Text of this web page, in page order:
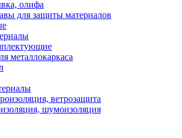
олифа
для защиты материалов
металлокаркаса
ветрозащита
шумоизоляция